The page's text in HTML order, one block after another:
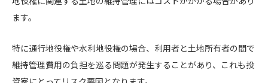
ます。
特に通行地役権や水利地役権の場合、利用者と土地所有者の間で
維持管理費用の負担を巡る問題が発生することがあり、これも投